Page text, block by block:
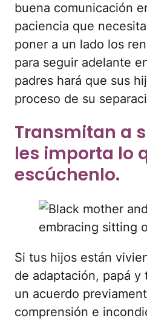
buena comunicación
paciencia que
poner a un lado los
para seguir adelante
padres hará que sus
proceso de su
Transmitan a
les importa lo
escúchenlo.
Si tus hijos están
de adaptación, papá
un acuerdo
comprensión e